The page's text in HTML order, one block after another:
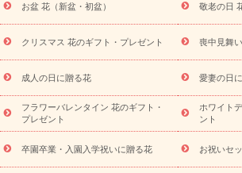
お供え プリザーブドフラワー
ペットのお
盆・初盆）
その他 お祝い返し お見舞い
ビジネス用
ご自宅用 観葉植物 ミデ
ドフラワー
スタイルから探す アレンジ
ンド花
お祝い お供え・お悔やみ 胡蝶蘭
ディ胡蝶蘭・お祝い
ミディ胡蝶蘭・お供え
観葉植物
観葉植物 産直多肉植物
プ
お祝い
お供え・お悔やみ 花とセットギ
プチギフト（hanamore -ハナモア-）
花と
キューピットのeGfit
カラー ピンク イ
お盆 花（新盆・初盆） 敬老の日
クリスマス 花のギフト・プレゼント 喪中見舞
成人の日に贈る花 愛妻の日
フラワーバレンタイン 花のギフト・
プレゼント
ホワイト
ント
卒園卒業・入園入学祝いに贈る花 お祝いセ